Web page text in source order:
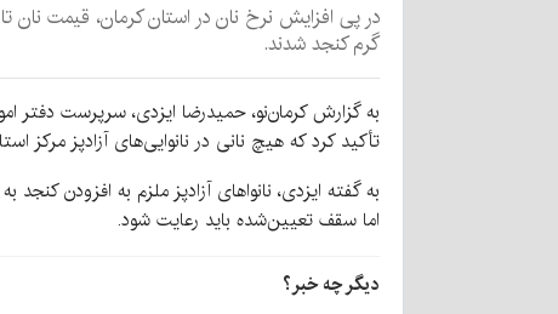
گرم کنجد شدند.
تأکید کرد که هیچ نانی در نانوایی‌های آزادپز مرکز استان نباید بیش از ۱۸ هزار تومان قیمت‌گذاری شود و در صورت مشاهده
اما سقف تعیین‌شده باید رعایت شود.
دیگر چه خبر؟